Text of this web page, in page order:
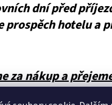
dní před
prospěch hotelu a
za nákup a